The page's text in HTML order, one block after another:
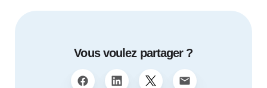
Vous voulez partager ?